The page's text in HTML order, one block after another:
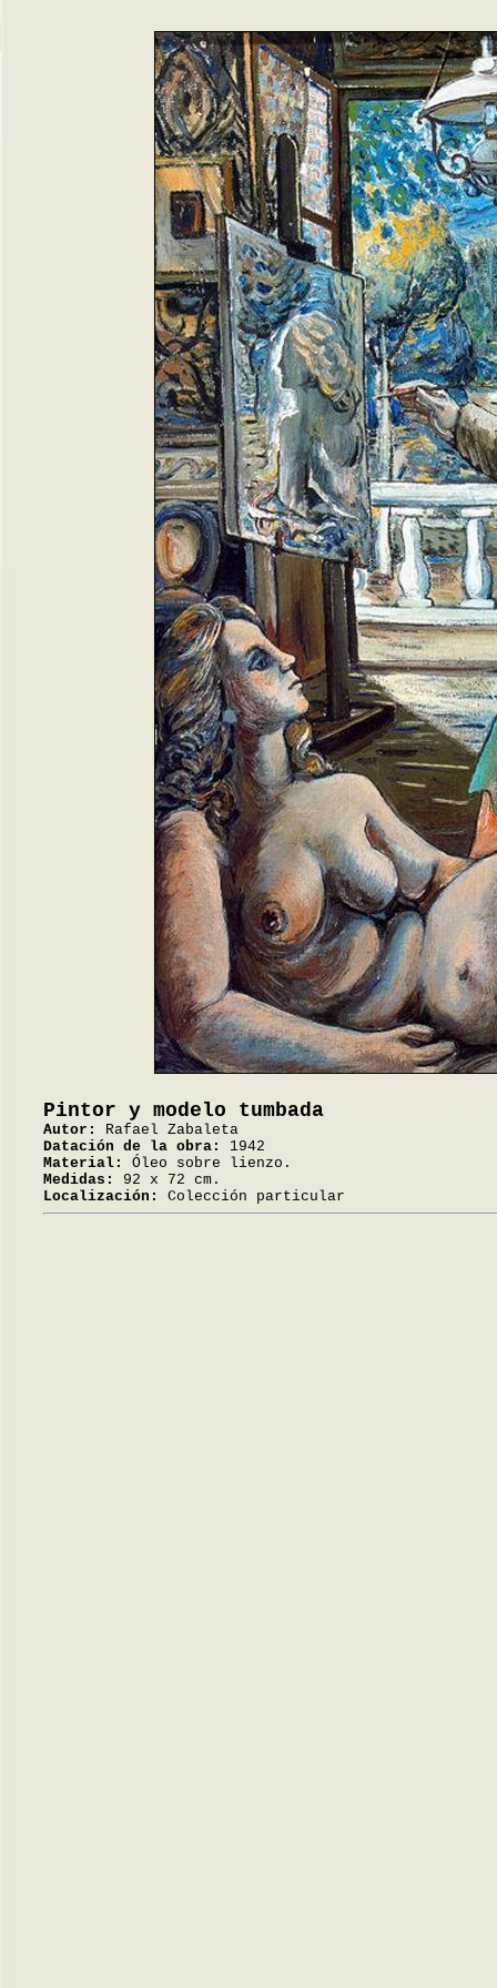
Pintor y modelo tumbada
Autor:
Rafael Zabaleta
Datación de la obra:
1942
Material:
Óleo sobre lienzo.
Medidas:
92 x 72 cm.
Localización:
Colección particular